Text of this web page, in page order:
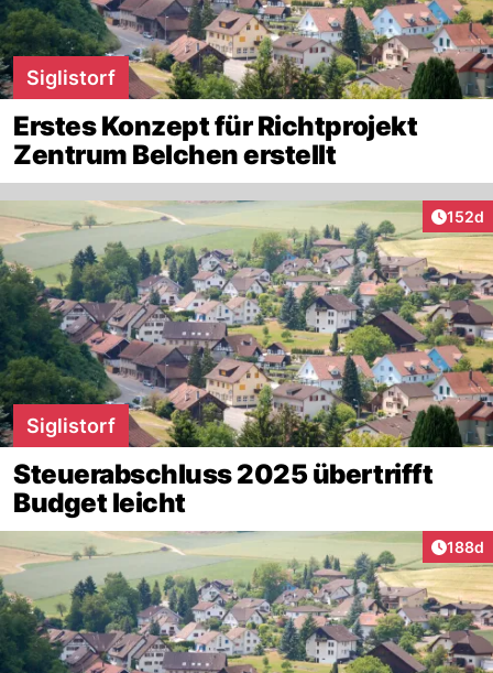
Siglistorf
Erstes Konzept für Richtprojekt
Zentrum Belchen erstellt
152d
Siglistorf
Steuerabschluss 2025 übertrifft
Budget leicht
188d